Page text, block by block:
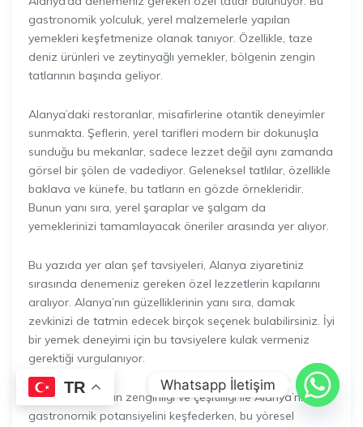
gastronomik yolculuk, yerel malzemelerle yapılan
yemekleri keşfetmenize olanak tanıyor. Özellikle, taze
deniz ürünleri ve zeytinyağlı yemekler, bölgenin zengin
tatlarının başında geliyor.
Alanya’daki restoranlar, misafirlerine otantik deneyimler
sunmakta. Şeflerin, yerel tarifleri modern bir dokunuşla
sunduğu bu mekanlar, sadece lezzet değil aynı zamanda
görsel bir şölen de vadediyor. Geleneksel tatlılar, özellikle
baklava ve künefe, bu tatların en gözde örnekleridir.
Bunun yanı sıra, yerel şaraplar ve şalgam da
yemeklerinizi tamamlayacak öneriler arasında yer alıyor.
Bu yazıda yer alan şef tavsiyeleri, Alanya ziyaretiniz
sırasında denemeniz gereken özel lezzetlerin kapılarını
aralıyor. Alanya’nın güzelliklerinin yanı sıra, damak
zevkinizi de tatmin edecek birçok seçenek bulabilirsiniz. İyi
bir yemek deneyimi için bu tavsiyelere kulak vermeniz
gerektiği vurgulanıyor.
Yemek kültürünün zenginliği ve çeşitliliği ile Alanya’nın
gastronomik potansiyelini keşfederken, bu yöresel
TR Whatsapp İletişim